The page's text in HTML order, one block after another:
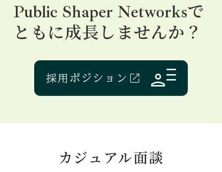
Public Shaper Networksで
ともに成長しませんか？
採用ポジション
カジュアル面談